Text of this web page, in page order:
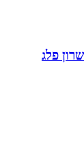
שרון פלג